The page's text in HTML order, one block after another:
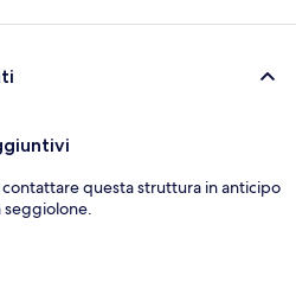
questa struttura in anticipo